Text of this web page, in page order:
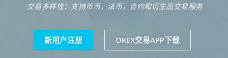
·交易多样性：支持币币，法币，合约和衍生品交易服务
新用户注册 OKEX交易APP下载